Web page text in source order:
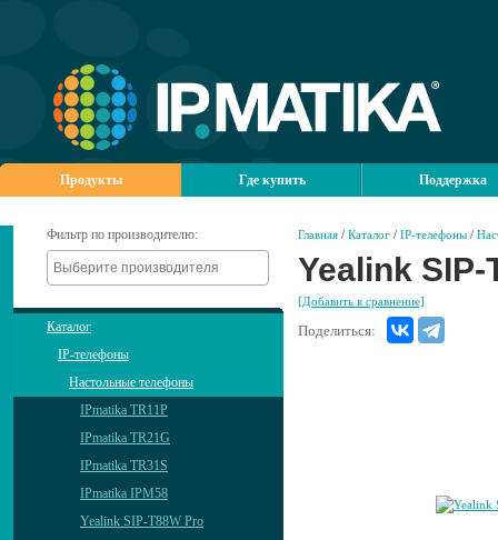
Продукты Где купить Поддержка
Фильтр по производителю:
Каталог
IP-телефоны
Настольные телефоны
IPmatika TR11P
IPmatika TR21G
IPmatika TR31S
IPmatika IPM58
Yealink SIP-T88W Pro
Главная / Каталог / IP-телефоны /
Yealink SIP-
[Добавить в сравнение]
Поделиться: